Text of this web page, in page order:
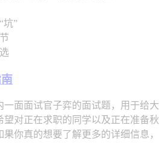
坑”
一面面试官子弈的面试题，用于给大
望对正在求职的同学以及正在准备秋
你真的想要了解更多的详细信息，